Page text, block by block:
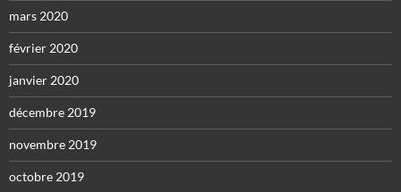
mars 2020
février 2020
janvier 2020
décembre 2019
novembre 2019
octobre 2019